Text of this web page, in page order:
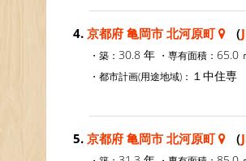
4. 京都府 亀岡市 北河原町 （
・築： 30.8 年 ・専有面積： 65.0
・都市計画(用途地域)： １中住専
5. 京都府 亀岡市 北河原町 （